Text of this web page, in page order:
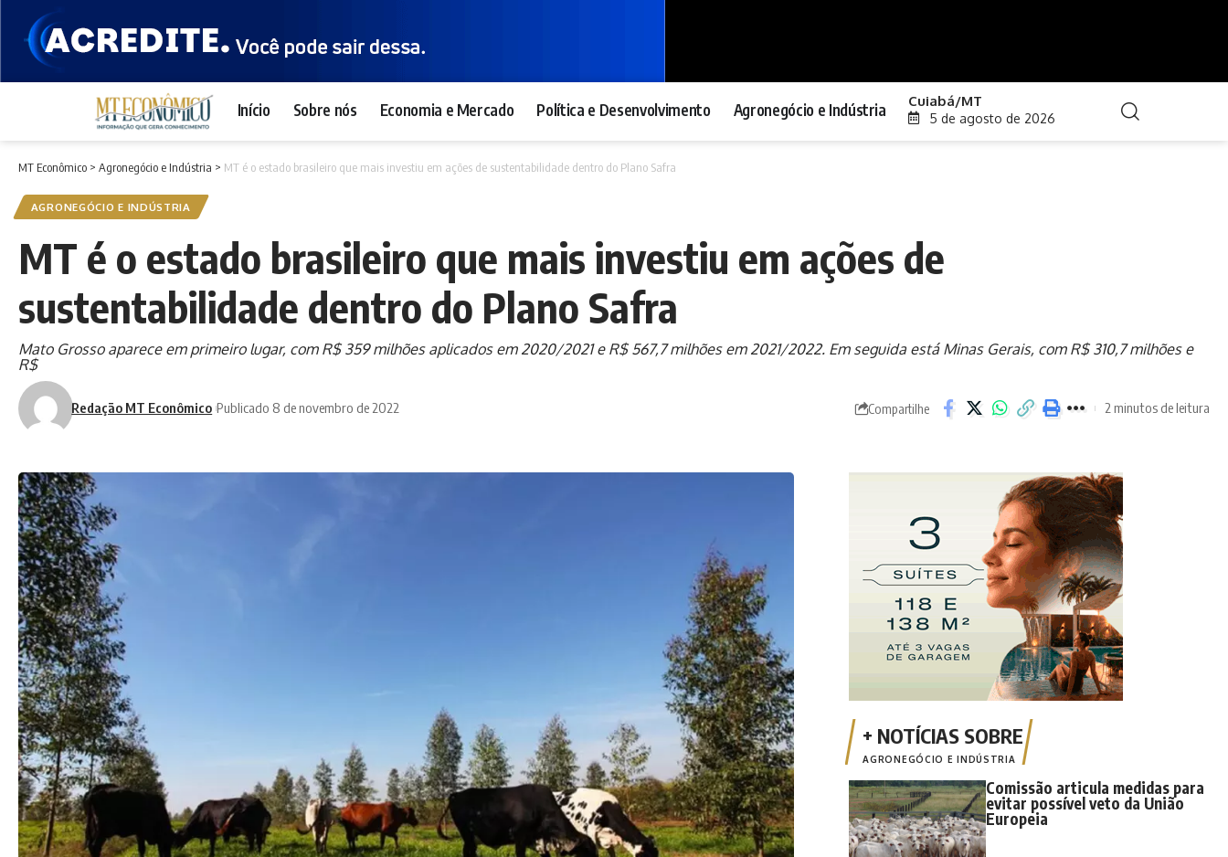
Início Sobre nós Economia e Mercado Política e Desenvolvimento Agronegócio e Indústria Cuiabá/MT
5 de agosto de 2026
MT Econômico > Agronegócio e Indústria > MT é o estado brasileiro que mais investiu em ações de sustentabilidade dentro do Plano Safra
AGRONEGÓCIO E INDÚSTRIA
MT é o estado brasileiro que mais investiu em ações de
sustentabilidade dentro do Plano Safra
Mato Grosso aparece em primeiro lugar, com R$ 359 milhões aplicados em 2020/2021 e R$ 567,7 milhões em 2021/2022. Em seguida está Minas Gerais, com R$ 310,7 milhões e
R$
Redação MT Econômico Publicado 8 de novembro de 2022 Compartilhe 2 minutos de leitura
AGRONEGÓCIO E INDÚSTRIA
Comissão articula medidas para
evitar possível veto da União
Europeia